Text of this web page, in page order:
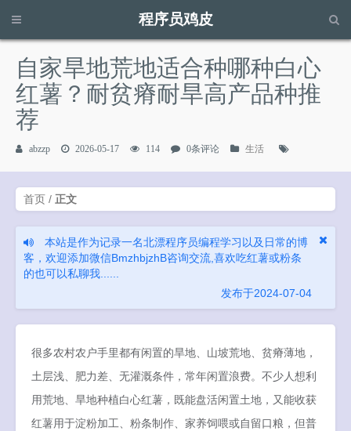
程序员鸡皮
请输入关键字进行搜索...
自家旱地荒地适合种哪种白心
红薯？耐贫瘠耐旱高产品种推
荐
abzzp 2026-05-17 114 0条评论 生活
首页 / 正文
本站是作为记录一名北漂程序员编程学习以及日常的博
客，欢迎添加微信BmzhbjzhB咨询交流,喜欢吃红薯或粉条
的也可以私聊我......
发布于2024-07-04
很多农村农户手里都有闲置的旱地、山坡荒地、贫瘠薄地，
土层浅、肥力差、无灌溉条件，常年闲置浪费。不少人想利
用荒地、旱地种植白心红薯，既能盘活闲置土地，又能收获
红薯用于淀粉加工、粉条制作、家养饲喂或自留口粮，但普